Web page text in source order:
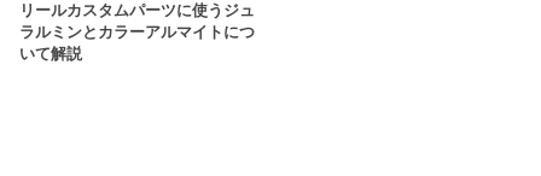
リールカスタムパーツに使うジュ
ラルミンとカラーアルマイトにつ
いて解説